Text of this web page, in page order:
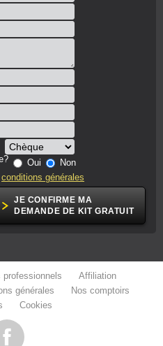
Oui
Non
conditions générales
professionnels
Affiliation
générales
Nos comptoirs
Cookies